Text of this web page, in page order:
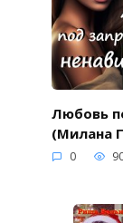
Любовь
(Милана
0